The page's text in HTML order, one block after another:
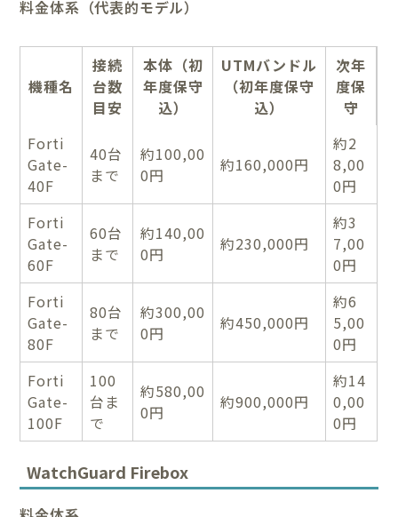
料金体系（代表的モデル）
機種名
接続
台数
目安
本体（初
年度保守
込）
UTMバンドル
（初年度保守
込）
次年
度保
守
Forti
Gate-
40F
40台
まで
約100,00
0円
約160,000円
約2
8,00
0円
Forti
Gate-
60F
60台
まで
約140,00
0円
約230,000円
約3
7,00
0円
Forti
Gate-
80F
80台
まで
約300,00
0円
約450,000円
約6
5,00
0円
Forti
Gate-
100F
100
台ま
で
約580,00
0円
約900,000円
約14
0,00
0円
WatchGuard Firebox